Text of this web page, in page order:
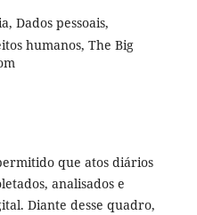
Dados pessoais,
humanos, The Big
que atos diários
analisados e
Diante desse quadro,